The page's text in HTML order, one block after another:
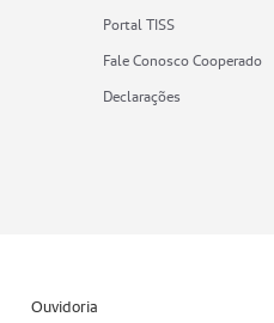
Portal TISS
Fale Conosco Cooperado
Declarações
Ouvidoria